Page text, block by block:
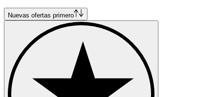
Nuevas ofertas primero